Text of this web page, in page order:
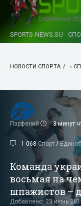
SPORTS-NEWS.SU -
НОВОСТИ СПОРТА »
Парфений 3 минут
1 068 Спорт /
Команда
восьмая на
шпажистов –
Добавлено: 23 июнь